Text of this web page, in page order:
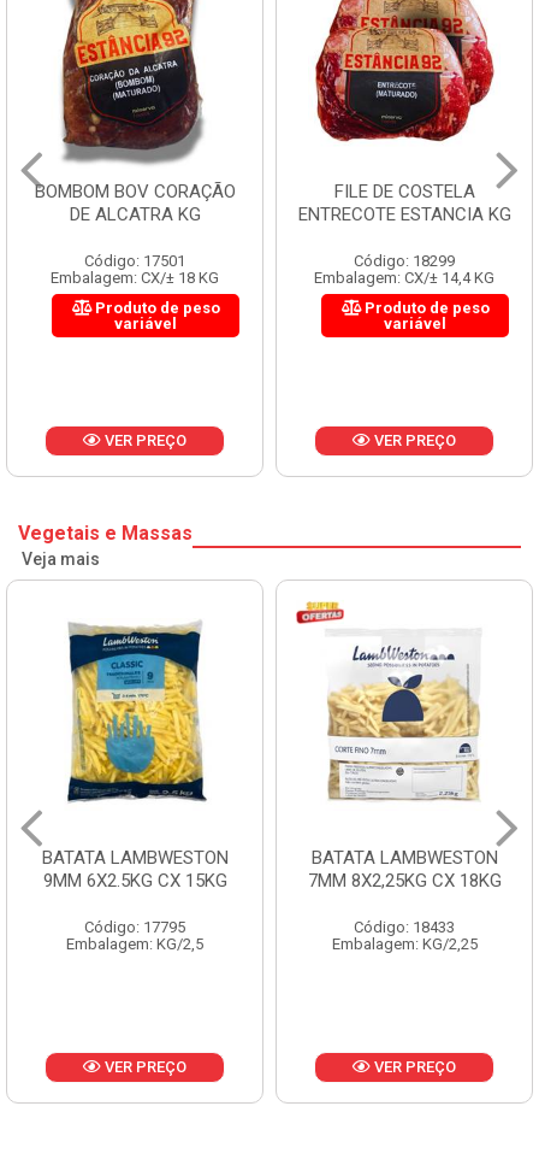
BOMBOM BOV CORAÇÃO
DE ALCATRA KG
Código: 17501
Embalagem: CX/± 18 KG
Produto de peso
variável
VER PREÇO
FILE DE COSTELA
ENTRECOTE ESTANCIA KG
Código: 18299
Embalagem: CX/± 14,4 KG
Produto de peso
variável
VER PREÇO
Vegetais e Massas
Veja mais
BATATA LAMBWESTON
9MM 6X2.5KG CX 15KG
Código: 17795
Embalagem: KG/2,5
VER PREÇO
BATATA LAMBWESTON
7MM 8X2,25KG CX 18KG
Código: 18433
Embalagem: KG/2,25
VER PREÇO